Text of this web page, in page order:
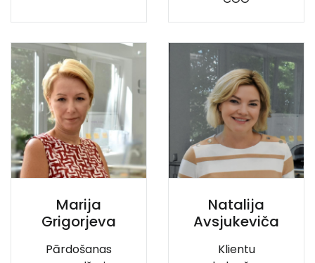
Marija
Grigorjeva
Pārdošanas
Natalija
Avsjukeviča
Klientu